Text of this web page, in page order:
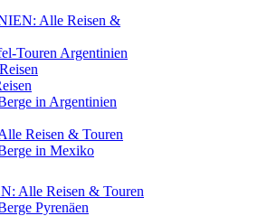
Alle Reisen &
Touren Argentinien
in Argentinien
Reisen & Touren
in Mexiko
Alle Reisen & Touren
Pyrenäen